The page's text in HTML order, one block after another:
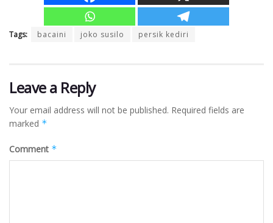
Tags: bacaini joko susilo persik kediri
Leave a Reply
Your email address will not be published. Required fields are
marked *
Comment *